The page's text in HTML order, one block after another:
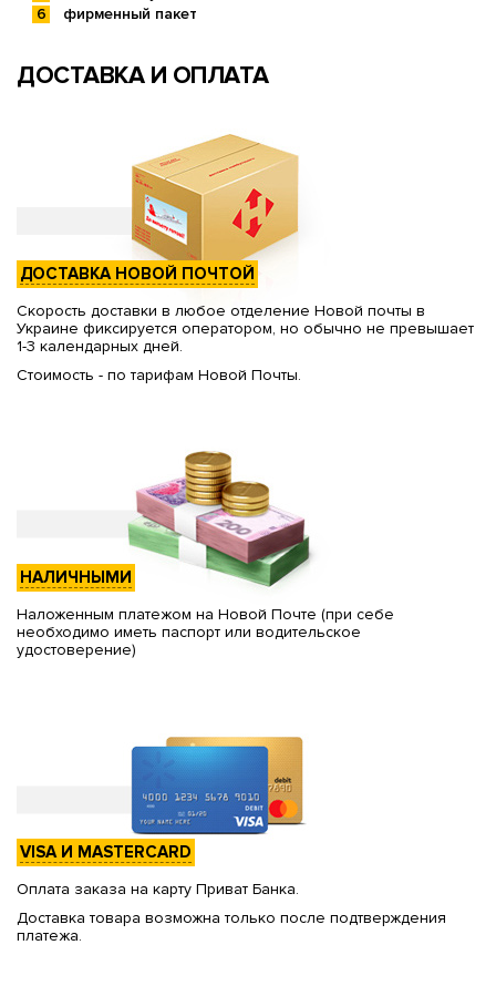
фирменный пакет
ДОСТАВКА И ОПЛАТА
ДОСТАВКА НОВОЙ ПОЧТОЙ
Скорость доставки в любое отделение Новой почты в
Украине фиксируется оператором, но обычно не превышает
1-3 календарных дней.
Стоимость - по тарифам Новой Почты.
НАЛИЧНЫМИ
Наложенным платежом на Новой Почте (при себе
необходимо иметь паспорт или водительское
удостоверение)
VISA И MASTERCARD
Оплата заказа на карту Приват Банка.
Доставка товара возможна только после подтверждения
платежа.